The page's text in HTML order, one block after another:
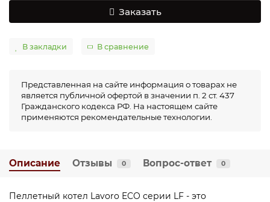
Заказать
В закладки В сравнение
Представленная на сайте информация о товарах не
является публичной офертой в значении п. 2 ст. 437
Гражданского кодекса РФ. На настоящем сайте
применяются рекомендательные технологии.
Описание Отзывы 0 Вопрос-ответ 0
Пеллетный котел Lavoro ECO серии LF - это